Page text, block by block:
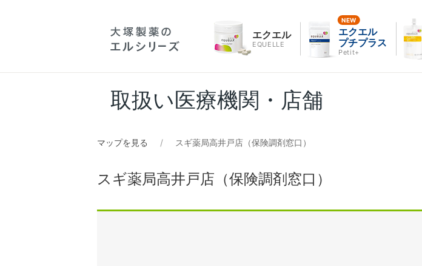
エクエル
EQUELLE
エクエル
プチプラス
Petit+
取扱い医療機関・店舗
マップを見る スギ薬局高井戸店（保険調剤窓口）
スギ薬局高井戸店（保険調剤窓口）